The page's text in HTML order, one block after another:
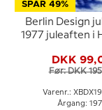
SPAR 49%
Berlin Design
1977 juleaften i
DKK
Før: DKK
Varenr.:
Årgang: